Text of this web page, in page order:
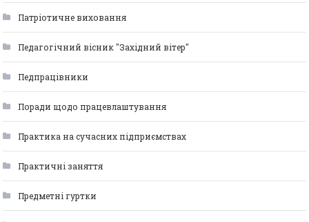
Патріотичне виховання
Педагогічний вісник "Західний вітер"
Педпрацівники
Поради щодо працевлаштування
Практика на сучасних підприємствах
Практичні заняття
Предметні гуртки